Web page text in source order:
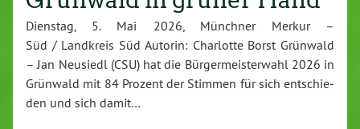
Dienstag, 5. Mai 2026, Münchner Merkur –
Süd / Landkreis Süd Autorin: Charlotte Borst Grün­wald
– Jan Neu­siedl (CSU) hat die Bür­ger­meis­ter­wahl 2026 in
Grün­wald mit 84 Pro­zent der Stim­men für sich ent­schie­
den und sich damit…